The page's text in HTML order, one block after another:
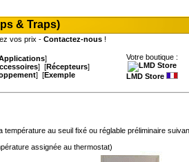
& Traps)
vos prix - Contactez-nous !
]
] [Récepteurs]
] [Exemple
Votre boutique :
LMD Store
température au seuil fixé ou réglable préliminaire
assignée au thermostat)